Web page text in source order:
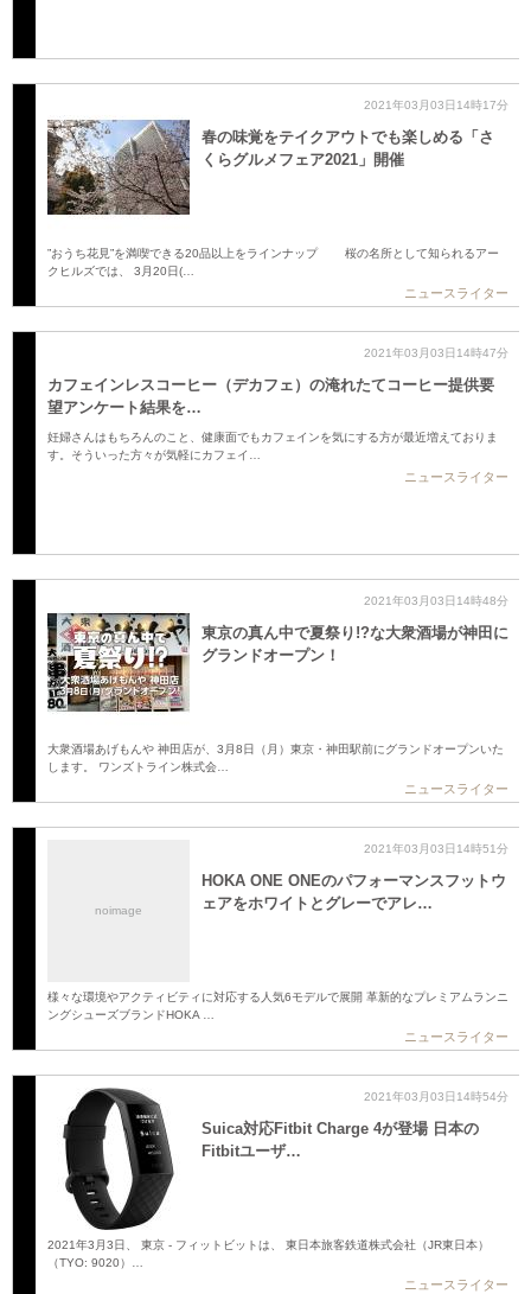
2021年03月03日14時17分
春の味覚をテイクアウトでも楽しめる「さ
くらグルメフェア2021」開催
”おうち花見”を満喫できる20品以上をラインナップ 桜の名所として知られるアー
クヒルズでは、 3月20日(…
ニュースライター
2021年03月03日14時47分
カフェインレスコーヒー（デカフェ）の淹れたてコーヒー提供要
望アンケート結果を…
妊婦さんはもちろんのこと、健康面でもカフェインを気にする方が最近増えておりま
す。そういった方々が気軽にカフェイ…
ニュースライター
2021年03月03日14時48分
東京の真ん中で夏祭り!?な大衆酒場が神田に
グランドオープン！
大衆酒場あげもんや 神田店が、3月8日（月）東京・神田駅前にグランドオープンいた
します。 ワンズトライン株式会…
ニュースライター
noimage
2021年03月03日14時51分
HOKA ONE ONEのパフォーマンスフットウ
ェアをホワイトとグレーでアレ…
様々な環境やアクティビティに対応する人気6モデルで展開 革新的なプレミアムランニ
ングシューズブランドHOKA …
ニュースライター
2021年03月03日14時54分
Suica対応Fitbit Charge 4が登場 日本の
Fitbitユーザ…
2021年3月3日、 東京 - フィットビットは、 東日本旅客鉄道株式会社（JR東日本）
（TYO: 9020）…
ニュースライター